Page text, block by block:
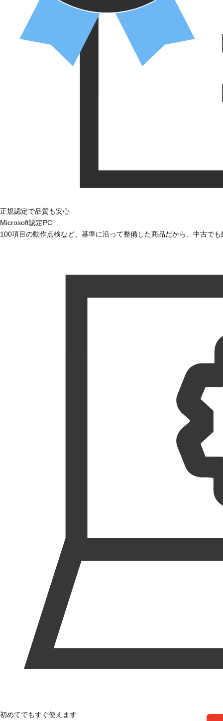
正規認定で品質も安心
Microsoft認定PC
100項目の動作点検など、基準に沿って整備した商品だから、中古で
初めてでもすぐ使えます